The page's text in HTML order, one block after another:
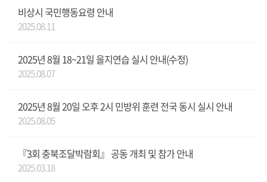
비상시 국민행동요령 안내
2025.08.11
2025년 8월 18~21일 을지연습 실시 안내(수정)
2025.08.07
2025년 8월 20일 오후 2시 민방위 훈련 전국 동시 실시 안내
2025.08.05
『3회 충북조달박람회』 공동 개최 및 참가 안내
2025.03.18